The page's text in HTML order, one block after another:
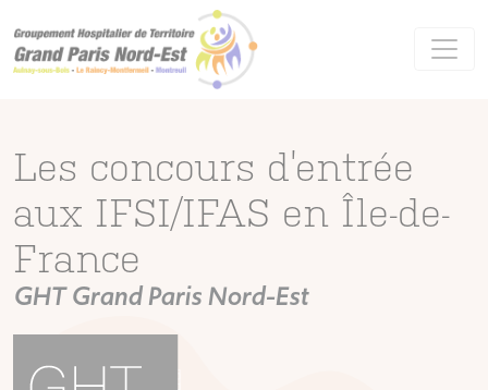
Les concours d’entrée
aux IFSI/IFAS en Île-de-
France
GHT Grand Paris Nord-Est
Panneau de gestion des cookies